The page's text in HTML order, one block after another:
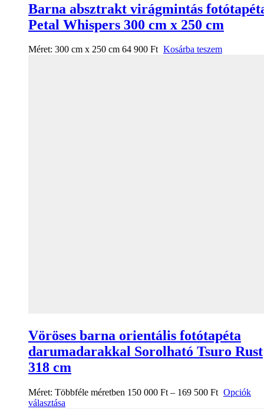
Barna absztrakt virágmintás
Petal Whispers 300 cm x 250 cm
Méret: 300 cm x 250 cm 64 900 Ft Kosárba teszem
Vöröses barna orientális fotótapéta
darumadarakkal Sorolható Tsuro Rust
318 cm
Méret: Többféle méretben 150 000 Ft – 169 500 Ft Opciók
választása